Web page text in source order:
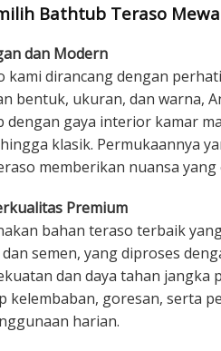
Bathtub Teraso
dan Modern
kami dirancang dengan
bentuk, ukuran, dan warna,
dengan gaya interior kamar
klasik. Permukaannya
memberikan nuansa yang
Premium
bahan teraso terbaik
semen, yang diproses
dan daya tahan jangka
kelembaban, goresan, serta
harian.